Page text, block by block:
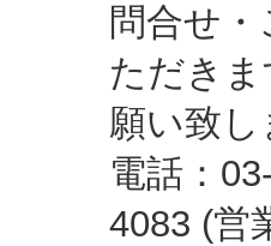
問合せ
ただき
願い致
電話：
4083 (営